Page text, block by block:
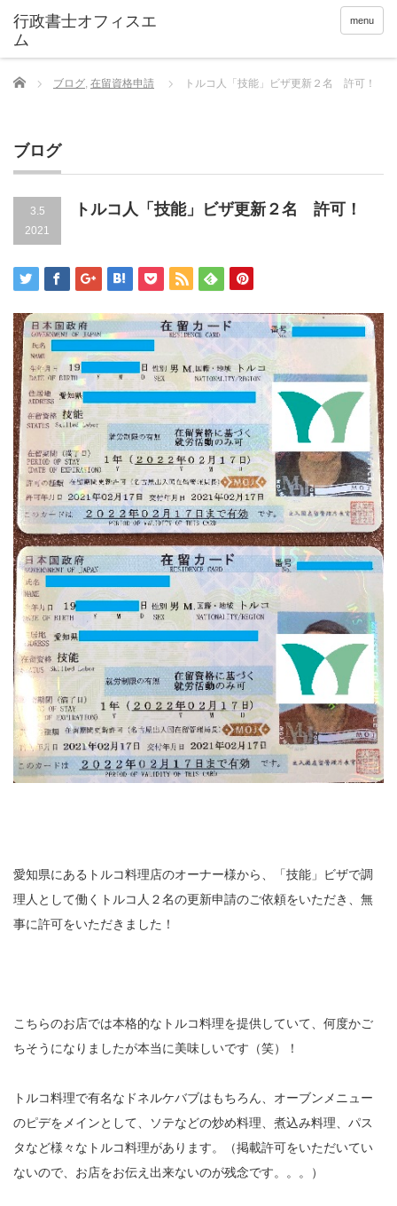
menu
Home ブログ, 在留資格申請 トルコ人「技能」ビザ更新２名 許可！
ブログ
3.5
2021
トルコ人「技能」ビザ更新２名 許可！
愛知県にあるトルコ料理店のオーナー様から、「技能」ビザで調
理人として働くトルコ人２名の更新申請のご依頼をいただき、無
事に許可をいただきました！
こちらのお店では本格的なトルコ料理を提供していて、何度かご
ちそうになりましたが本当に美味しいです（笑）！
トルコ料理で有名なドネルケバブはもちろん、オーブンメニュー
のピデをメインとして、ソテなどの炒め料理、煮込み料理、パス
タなど様々なトルコ料理があります。（掲載許可をいただいてい
ないので、お店をお伝え出来ないのが残念です。。。）